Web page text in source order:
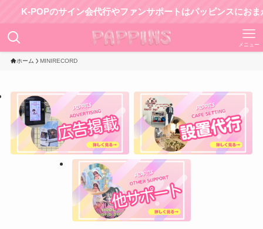
POPのサイン会代行やファンサポートはパッピンスにおまかせ！
メニュー
ホーム MINIRECORD